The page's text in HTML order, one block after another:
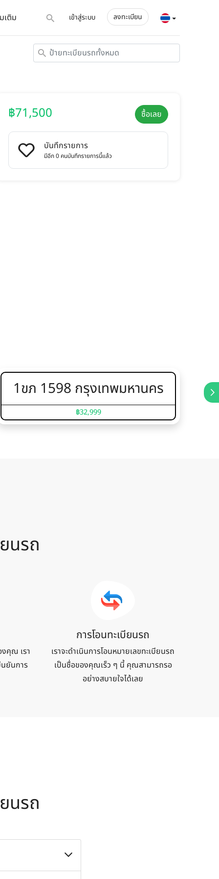
เติม เข้าสู่ระบบ ลงทะเบียน
฿71,500 ซื้อเลย
บันทึกรายการ
มีอีก 0 คนบันทึกรายการนี้แล้ว
1ขภ 1598 กรุงเทพมหานคร
฿32,999
นรถ
คุณ เรา
ยันการ
การโอนทะเบียนรถ
เราจะดำเนินการโอนหมายเลขทะเบียนรถ
เป็นชื่อของคุณเร็ว ๆ นี้ คุณสามารถรอ
อย่างสบายใจได้เลย
นรถ